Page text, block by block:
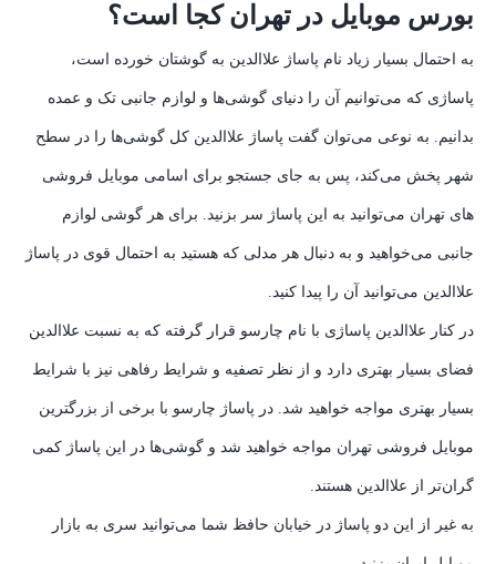
بورس موبایل در تهران کجا است؟
به احتمال بسیار زیاد نام پاساژ علاالدین به گوشتان خورده است،
پاساژی که می‌توانیم آن را دنیای گوشی‌ها و لوازم جانبی تک و عمده
بدانیم. به نوعی می‌توان گفت پاساژ علاالدین کل گوشی‌ها را در سطح
شهر پخش می‌کند، پس به جای جستجو برای اسامی موبایل فروشی
های تهران می‌توانید به این پاساژ سر بزنید. برای هر گوشی لوازم
جانبی می‌خواهید و به دنبال هر مدلی که هستید به احتمال قوی در پاساژ
علاالدین می‌توانید آن را پیدا کنید.
در کنار علاالدین پاساژی با نام چارسو قرار گرفته که به نسبت علاالدین
فضای بسیار بهتری دارد و از نظر تصفیه و شرایط رفاهی نیز با شرایط
بسیار بهتری مواجه خواهید شد. در پاساژ چارسو با برخی از بزرگترین
موبایل فروشی تهران مواجه خواهید شد و گوشی‌ها در این پاساژ کمی
گران‌تر از علاالدین هستند.
به غیر از این دو پاساژ در خیابان حافظ شما می‌توانید سری به بازار